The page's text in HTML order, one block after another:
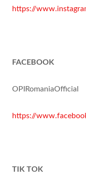
https://
FACEBOOK
OPIRomaniaOfficial
https://
TIK TOK